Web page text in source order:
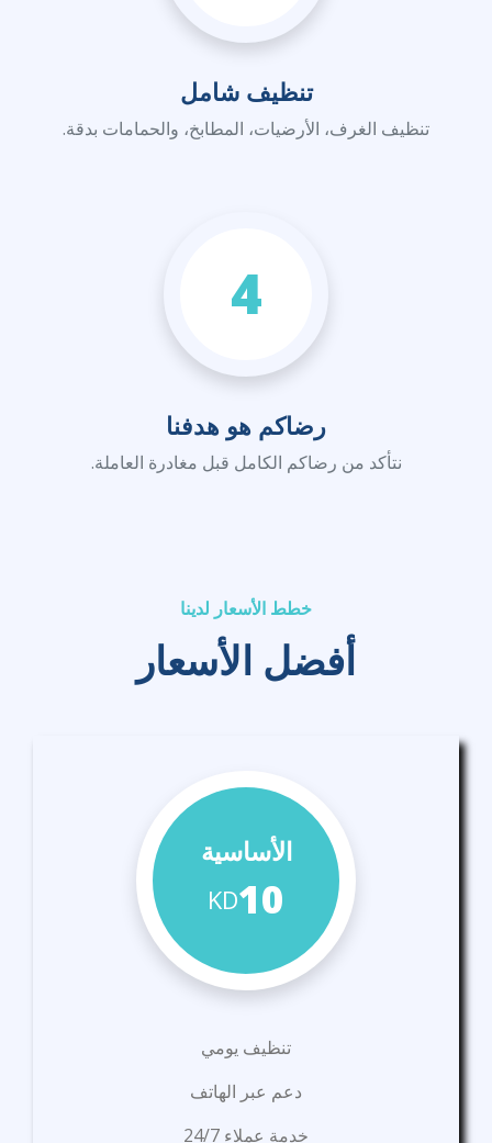
تنظيف شامل
تنظيف الغرف، الأرضيات، المطابخ، والحمامات بدقة.
4
رضاكم هو هدفنا
نتأكد من رضاكم الكامل قبل مغادرة العاملة.
خطط الأسعار لدينا
أفضل الأسعار
الأساسية
KD10
تنظيف يومي
دعم عبر الهاتف
خدمة عملاء 24/7